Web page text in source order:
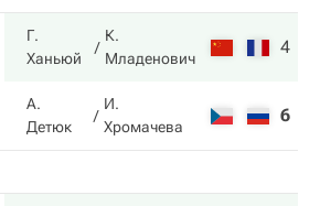
Г.
Ханьюй
К.
Младенович
4
А.
Детюк
И.
Хромачева
6